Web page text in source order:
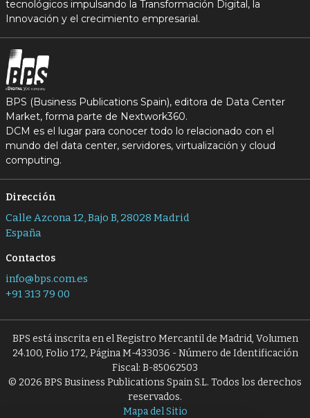
tecnológicos impulsando la Transformación Digital, la
Innovación y el crecimiento empresarial.
BPS (Business Publications Spain), editora de Data Center
Market, forma parte de Nextwork360.
DCM es el lugar para conocer todo lo relacionado con el
mundo del data center, servidores, virtualización y cloud
computing.
Dirección
Calle Azcona 12, Bajo B, 28028 Madrid
España
Contactos
info@bps.com.es
+91 313 79 00
BPS está inscrita en el Registro Mercantil de Madrid, Volumen
24.100, Folio 172, Página M-433036 - Número de Identificación
Fiscal: B-85062503
© 2026 BPS Business Publications Spain S.L. Todos los derechos
reservados.
Mapa del Sitio